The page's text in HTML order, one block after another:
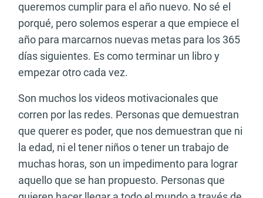
queremos cumplir para el año nuevo. No sé el
porqué, pero solemos esperar a que empiece el
año para marcarnos nuevas metas para los 365
días siguientes. Es como terminar un libro y
empezar otro cada vez.
Son muchos los videos motivacionales que
corren por las redes. Personas que demuestran
que querer es poder, que nos demuestran que ni
la edad, ni el tener niños o tener un trabajo de
muchas horas, son un impedimento para lograr
aquello que se han propuesto. Personas que